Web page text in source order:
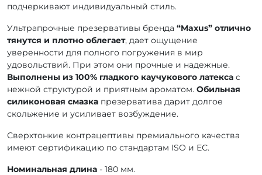
подчеркивают индивидуальный стиль.
Ультрапрочные презервативы бренда “Maxus” отлично
тянутся и плотно облегает, дает ощущение
уверенности для полного погружения в мир
удовольствий. При этом они прочные и надежные.
Выполнены из 100% гладкого каучукового латекса с
нежной структурой и приятным ароматом. Обильная
силиконовая смазка презерватива дарит долгое
скольжение и усиливает возбуждение.
Сверхтонкие контрацептивы премиального качества
имеют сертификацию по стандартам ІSО и ЕС.
Номинальная длина - 180 мм.